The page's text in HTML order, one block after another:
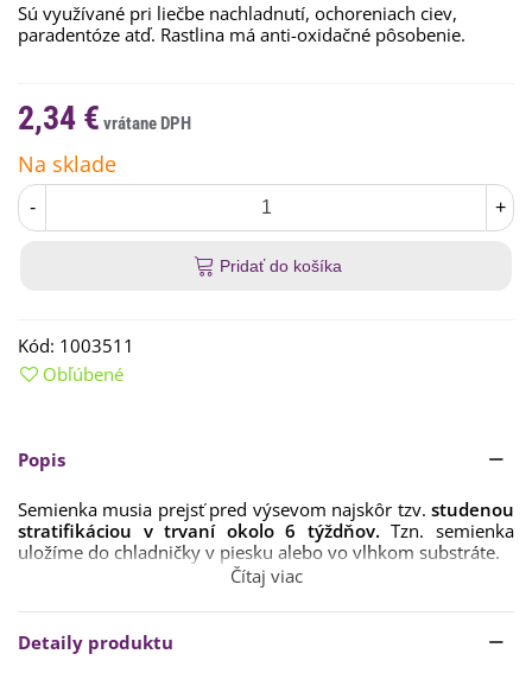
Sú využívané pri liečbe nachladnutí, ochoreniach ciev,
paradentóze atď. Rastlina má anti-oxidačné pôsobenie.
2,34 €
Na sklade
- +
Pridať do košíka
Kód: 1003511
Obľúbené
Popis
Semienka musia prejsťpred výsevom najskôr tzv. studenou
stratifikáciou v trvaní okolo 6 týždňov. Tzn. semienka
uložíme do chladničky v piesku alebo vo vlhkom substráte.
máčajú 12 hodín
vysievajúdo hĺbky cca 5 mm.Doba klíčenia môže byť
iniekoľko mesiacov.
Čítaj viac
Detaily produktu